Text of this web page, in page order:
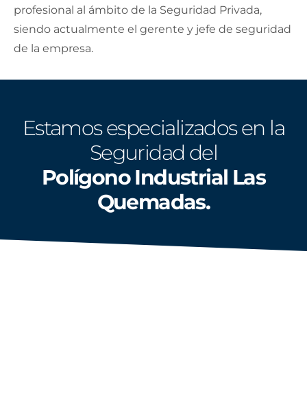
profesional al ámbito de la Seguridad Privada,
siendo actualmente el gerente y jefe de seguridad
de la empresa.
Estamos especializados en la
Seguridad del
Polígono Industrial Las
Quemadas.